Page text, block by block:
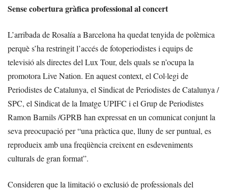
Sense cobertura gràfica professional al concert
L’arribada de Rosalía a Barcelona ha quedat tenyida de polèmica
perquè s’ha restringit l’accés de fotoperiodistes i equips de
televisió als directes del Lux Tour, dels quals se n’ocupa la
promotora Live Nation. En aquest context, el Col·legi de
Periodistes de Catalunya, el Sindicat de Periodistes de Catalunya /
SPC, el Sindicat de la Imatge UPIFC i el Grup de Periodistes
Ramon Barnils /GPRB han expressat en un comunicat conjunt la
seva preocupació per “una pràctica que, lluny de ser puntual, es
reprodueix amb una freqüència creixent en esdeveniments
culturals de gran format”.
Consideren que la limitació o exclusió de professionals del